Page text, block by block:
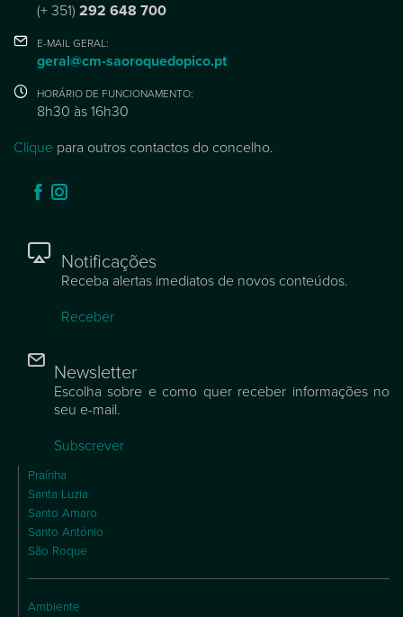
(+ 351) 292 648 700
E-MAIL GERAL:
geral@cm-saoroquedopico.pt
HORÁRIO DE FUNCIONAMENTO:
8h30 às 16h30
Clique para outros contactos do concelho.
Notificações
Receba alertas imediatos de novos conteúdos.
Receber
Newsletter
Escolha sobre e como quer receber informações no
seu e-mail.
Subscrever
Praínha
Santa Luzia
Santo Amaro
Santo António
São Roque
Ambiente